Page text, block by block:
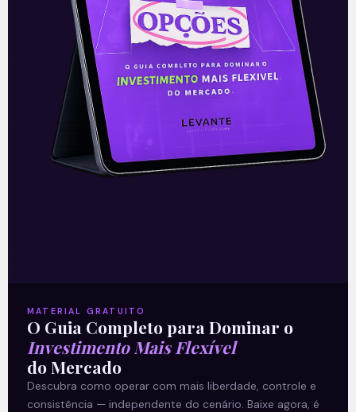
Resultado da Disney (DIS) do
2T21
Leia mais
13/08/2021
MATERIAL GRATUITO
O Guia Completo para Dominar o
Investimento Mais Flexível
do Mercado
Descubra como operar com mais liberdade, controle e
consistência — independente do cenário. Baixe agora, é